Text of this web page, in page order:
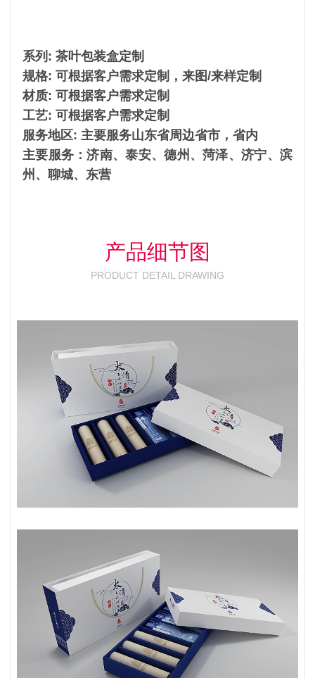
系列: 茶叶包装盒定制
规格: 可根据客户需求定制，来图/来样定制
材质: 可根据客户需求定制
工艺: 可根据客户需求定制
服务地区: 主要服务山东省周边省市，省内
主要服务：济南、泰安、德州、菏泽、济宁、滨
州、聊城、东营
产品细节图
PRODUCT DETAIL DRAWING